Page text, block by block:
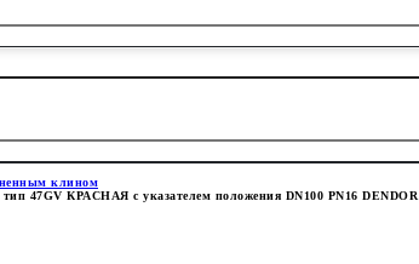
клином
47GV КРАСНАЯ с указателем положения DN100 PN16 DENDOR